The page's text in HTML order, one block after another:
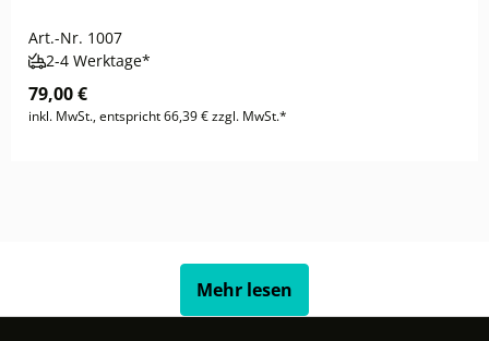
Art.-Nr. 1007
2-4 Werktage*
79,00 €
inkl. MwSt., entspricht 66,39 € zzgl. MwSt.*
Mehr lesen